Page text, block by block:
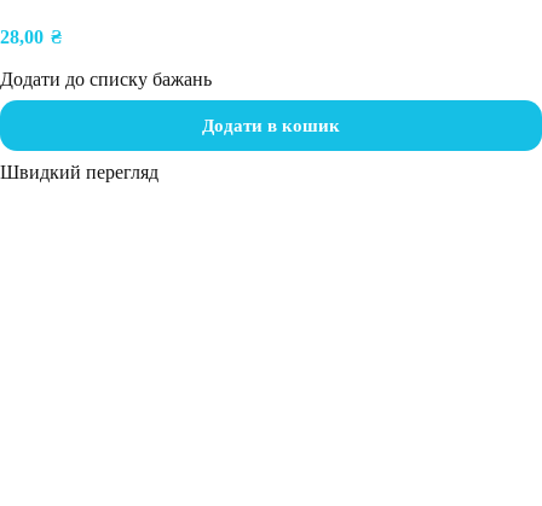
28,00 ₴
Додати до списку бажань
Додати в кошик
Швидкий перегляд